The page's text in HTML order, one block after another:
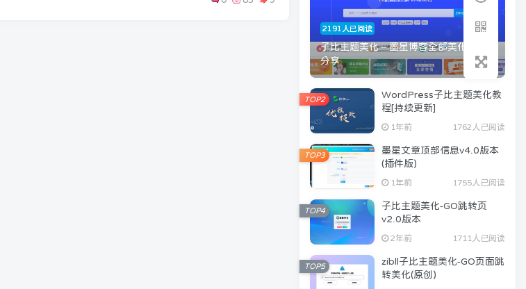
2191人已阅读
子比主题美化 – 墨星博客全部美化教程
分享
WordPress子比主题美化教
程[持续更新]
1年前 1762人已阅读
TOP2
墨星文章顶部信息v4.0版本
(插件版)
1年前 1755人已阅读
TOP3
子比主题美化-GO跳转页
v2.0版本
2年前 1711人已阅读
TOP4
zibll子比主题美化-GO页面跳
转美化(原创)
TOP5